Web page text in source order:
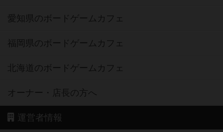
愛知県のボードゲームカフェ
福岡県のボードゲームカフェ
北海道のボードゲームカフェ
オーナー・店長の方へ
運営者情報